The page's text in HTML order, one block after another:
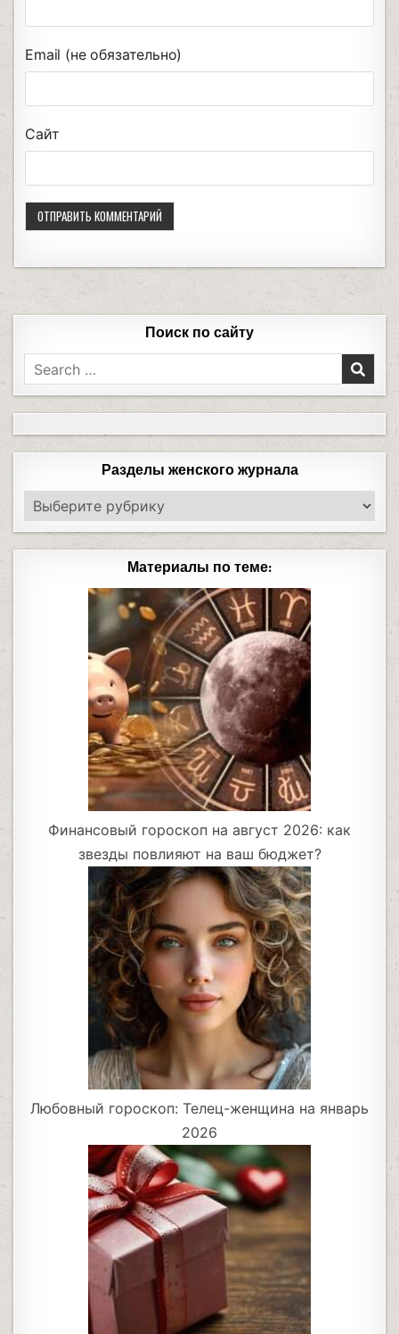
Email (не обязательно)
Сайт
Поиск по сайту
Разделы женского журнала
Материалы по теме:
Финансовый гороскоп на август 2026: как
звезды повлияют на ваш бюджет?
Любовный гороскоп: Телец-женщина на январь
2026